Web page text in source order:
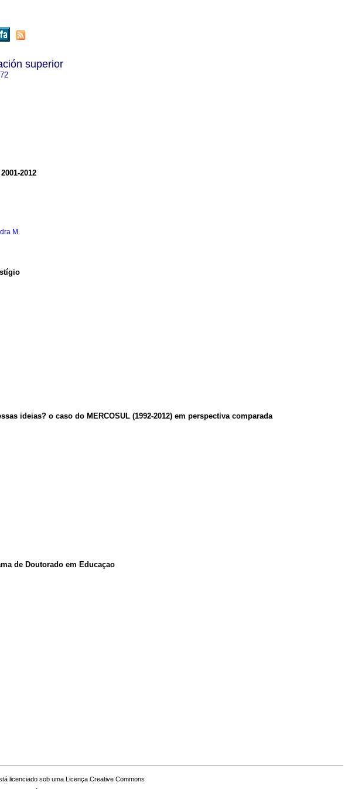
superior
2012
M.
ideias? o caso do MERCOSUL (1992-2012) em perspectiva comparada
de Doutorado em Educaçao
licenciado sob uma Licença Creative Commons